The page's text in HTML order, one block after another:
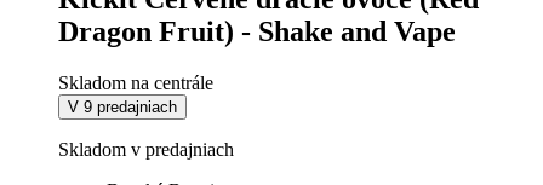
Dragon Fruit) - Shake and Vape
Skladom na centrále
V 9 predajniach
Skladom v predajniach